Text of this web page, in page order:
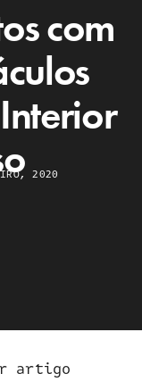
com
2020
artigo